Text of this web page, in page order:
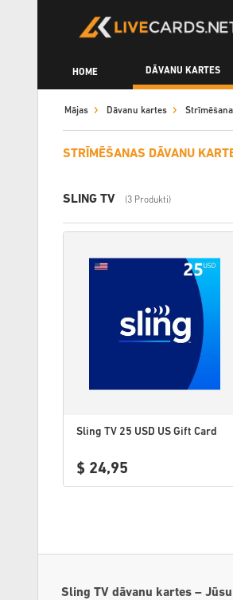
HOME DĀVANU KARTES
Mājas Dāvanu kartes
STRĪMĒŠANAS DĀVANU
SLING TV (3 Produkti)
Sling TV 25 USD US Gift Card
$ 24,95
Sling TV dāvanu kartes –